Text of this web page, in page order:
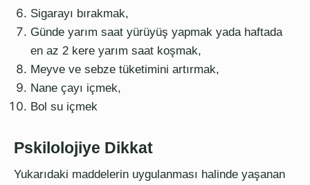
Sigarayı bırakmak,
Günde yarım saat yürüyüş yapmak yada haftada
en az 2 kere yarım saat koşmak,
Meyve ve sebze tüketimini artırmak,
Nane çayı içmek,
Bol su içmek
Pskilolojiye Dikkat
Yukarıdaki maddelerin uygulanması halinde yaşanan